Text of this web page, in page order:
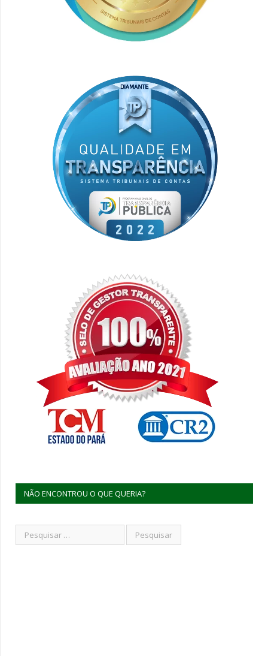
NÃO ENCONTROU O QUE QUERIA?